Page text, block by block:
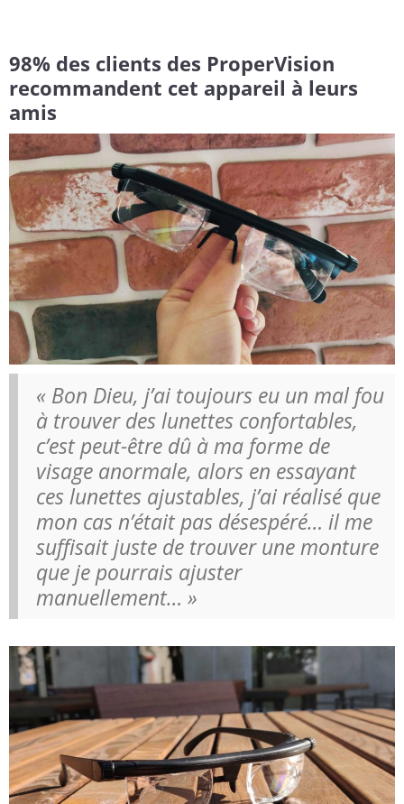
98% des clients des ProperVision
recommandent cet appareil à leurs
amis
« Bon Dieu, j’ai toujours eu un mal fou
à trouver des lunettes confortables,
c’est peut-être dû à ma forme de
visage anormale, alors en essayant
ces lunettes ajustables, j’ai réalisé que
mon cas n’était pas désespéré… il me
suffisait juste de trouver une monture
que je pourrais ajuster
manuellement… »